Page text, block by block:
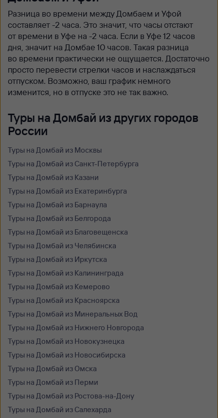
Разница во времени между Домбаем и Уфой
составляет -2 часа. Это значит, что часы отстают
от времени в Уфе на -2 часа. Если в Уфе 12 часов
дня, значит на Домбае 10 часов. Такая разница
во времени практически не ощущается. Достаточно
просто перевести стрелки часов и наслаждаться
отпуском. Возможно, ваш график немного
изменится, но в отпуске это не так важно.
Туры на Домбай из других городов
России
Туры на Домбай из Москвы
Туры на Домбай из Санкт-Петербурга
Туры на Домбай из Казани
Туры на Домбай из Екатеринбурга
Туры на Домбай из Барнаула
Туры на Домбай из Белгорода
Туры на Домбай из Благовещенска
Туры на Домбай из Челябинска
Туры на Домбай из Иркутска
Туры на Домбай из Калининграда
Туры на Домбай из Кемерово
Туры на Домбай из Красноярска
Туры на Домбай из Минеральных Вод
Туры на Домбай из Нижнего Новгорода
Туры на Домбай из Новокузнецка
Туры на Домбай из Новосибирска
Туры на Домбай из Омска
Туры на Домбай из Перми
Туры на Домбай из Ростова-на-Дону
Туры на Домбай из Салехарда